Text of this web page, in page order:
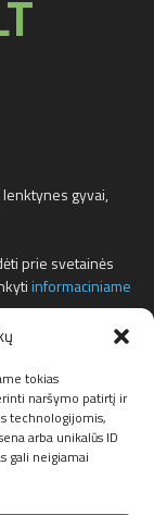
tokias
naršymo patirtį ir
technologijomis,
arba unikalūs ID
gali neigiamai
gyvai,
prie svetainės
informaciniame